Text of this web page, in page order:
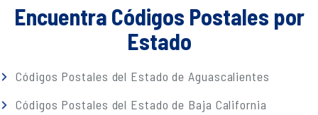
Encuentra Códigos Postales por
Estado
Códigos Postales del Estado de Aguascalientes
Códigos Postales del Estado de Baja California